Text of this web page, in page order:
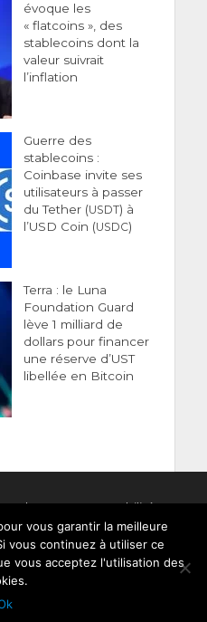
évoque les
« flatcoins », des
stablecoins dont la
valeur suivrait
l’inflation
Guerre des
stablecoins :
Coinbase invite ses
utilisateurs à passer
du Tether (USDT) à
l’USD Coin (USDC)
Terra : le Luna
Foundation Guard
lève 1 milliard de
dollars pour financer
une réserve d’UST
libellée en Bitcoin
de non-responsabilité
France.com : actualités
(Bitcoin, Ethereum,...)
blockchain
vous garantir la meilleure
vous continuez à utiliser ce
vous acceptez l'utilisation des